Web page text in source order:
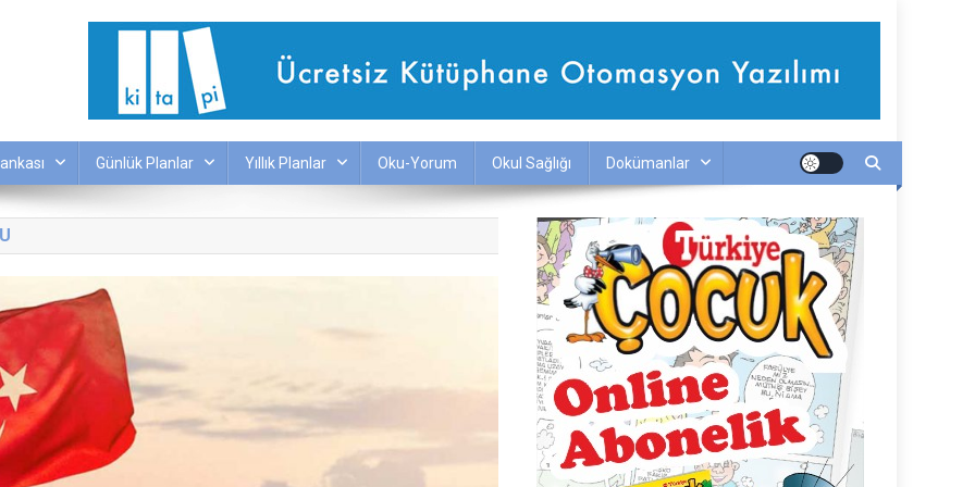
Günlük Planlar Yıllık Planlar Oku-Yorum Okul Sağlığı Dokümanlar